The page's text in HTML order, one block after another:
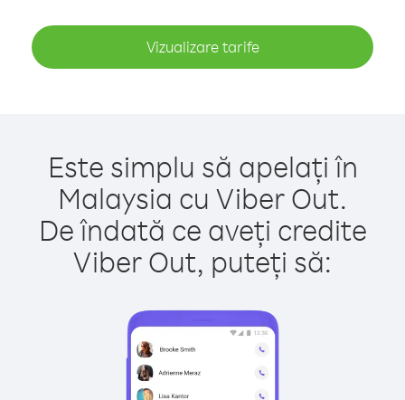
Vizualizare tarife
Este simplu să apelați în
Malaysia cu Viber Out.
De îndată ce aveți credite
Viber Out, puteți să: